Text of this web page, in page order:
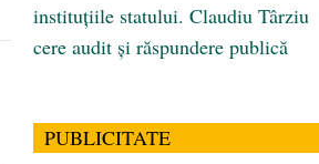
instituțiile statului. Claudiu Târziu
cere audit și răspundere publică
PUBLICITATE